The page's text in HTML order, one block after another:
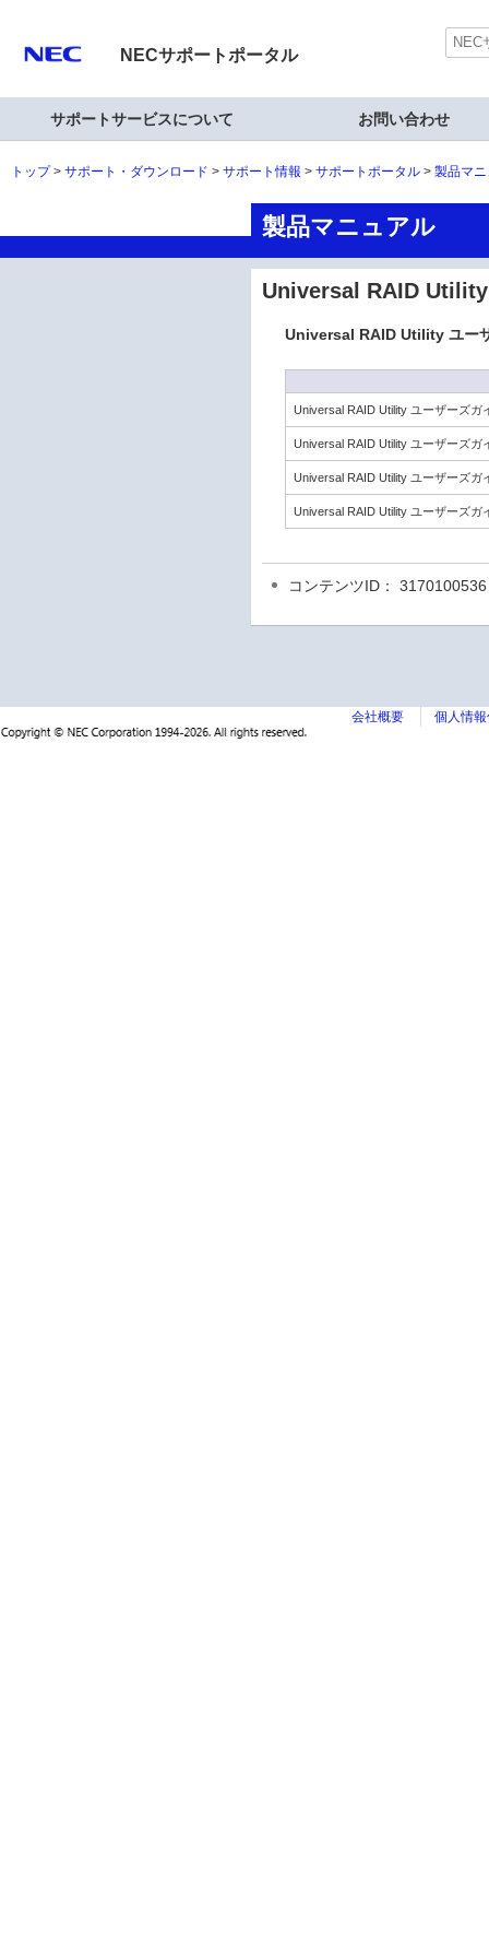
NECサポートポータル
サポートサービスについて お問い合わせ
トップ サポート・ダウンロード サポート情報 サポートポータル 製品マ
製品マニュアル
Universal RAID
Universal RAID Utility ユー
Universal RAID Utility ユーザーズガ
Universal RAID Utility ユーザーズガ
Universal RAID Utility ユーザーズ
Universal RAID Utility ユーザーズ
コンテンツID： 3170100536
会社概要 個人情